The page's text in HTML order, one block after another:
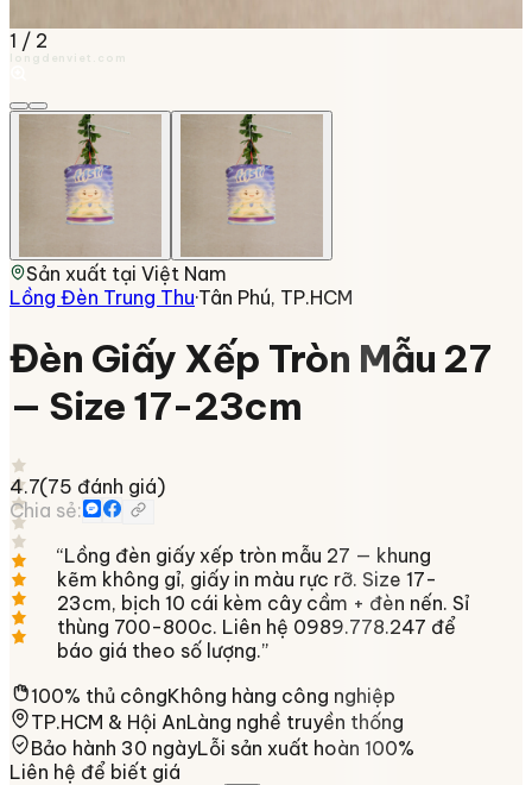
1 / 2
longdenviet.com
Sản xuất tại Việt Nam
Lồng Đèn Trung Thu·Tân Phú, TP.HCM
Đèn Giấy Xếp Tròn Mẫu 27
— Size 17-23cm
4.7(75 đánh giá)
Chia sẻ:
“Lồng đèn giấy xếp tròn mẫu 27 — khung
kẽm không gỉ, giấy in màu rực rỡ. Size 17-
23cm, bịch 10 cái kèm cây cầm + đèn nến. Sỉ
thùng 700-800c. Liên hệ 0989.778.247 để
báo giá theo số lượng.”
100% thủ côngKhông hàng công nghiệp
TP.HCM & Hội AnLàng nghề truyền thống
Bảo hành 30 ngàyLỗi sản xuất hoàn 100%
Liên hệ để biết giá